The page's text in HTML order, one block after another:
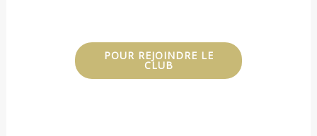
POUR REJOINDRE LE
CLUB